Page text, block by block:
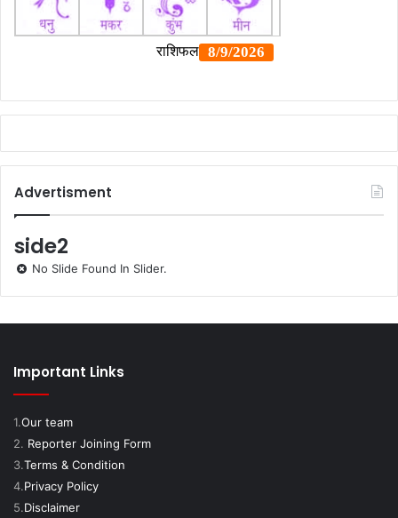
Advertisment
side2
No Slide Found In Slider.
Important Links
1.Our team
2. Reporter Joining Form
3.Terms & Condition
4.Privacy Policy
5.Disclaimer